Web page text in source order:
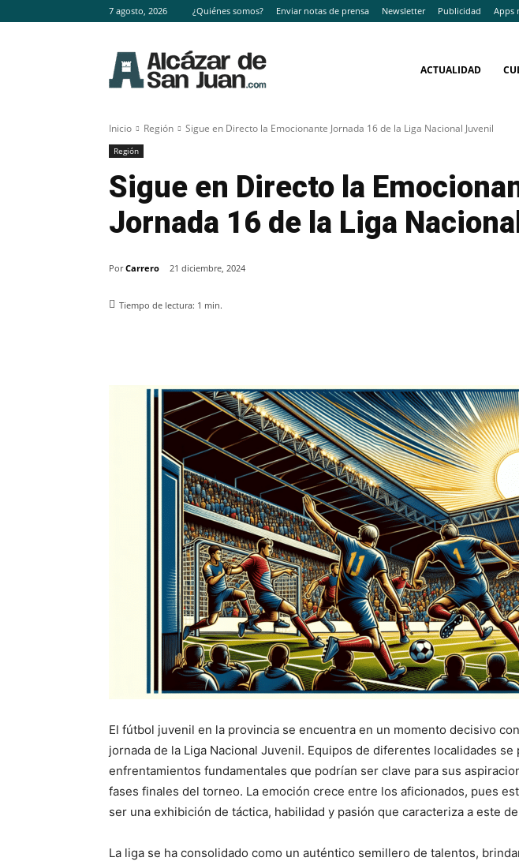
7 agosto, 2026 ¿Quiénes somos? Enviar notas de prensa Newsletter Publicidad Apps
ACTUALIDAD
Inicio Región Sigue en Directo la Emocionante Jornada 16 de la Liga Nacional Juvenil
Región
Sigue en Directo la
Jornada 16 de la Liga
Por Carrero 21 diciembre, 2024
Tiempo de lectura: 1 min.
El fútbol juvenil en la provincia se encuentra en un momento decisivo
jornada de la Liga Nacional Juvenil. Equipos de diferentes localidades se
enfrentamientos fundamentales que podrían ser clave para sus
fases finales del torneo. La emoción crece entre los aficionados, pues
ser una exhibición de táctica, habilidad y pasión que caracteriza a este
La liga se ha consolidado como un auténtico semillero de talentos,